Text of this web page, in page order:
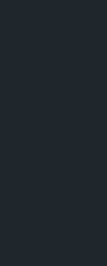
Получить информацию